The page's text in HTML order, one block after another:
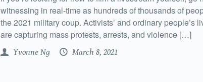
witnessing in real-time as hundreds of thousands of
the 2021 military coup. Activists’ and ordinary people’s
are capturing mass protests, arrests, and violence […]
Yvonne Ng March 8, 2021